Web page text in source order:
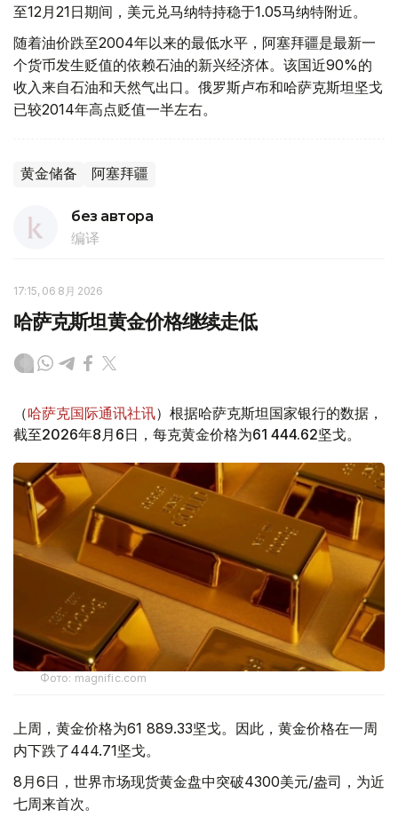
至12月21日期间，美元兑马纳特持稳于1.05马纳特附近。
随着油价跌至2004年以来的最低水平，阿塞拜疆是最新一
个货币发生贬值的依赖石油的新兴经济体。该国近90%的
收入来自石油和天然气出口。俄罗斯卢布和哈萨克斯坦坚戈
已较2014年高点贬值一半左右。
黄金储备 阿塞拜疆
без автора
编译
17:15, 06 8月 2026
哈萨克斯坦黄金价格继续走低
（哈萨克国际通讯社讯）根据哈萨克斯坦国家银行的数据，
截至2026年8月6日，每克黄金价格为61 444.62坚戈。
Фото: magnific.com
上周，黄金价格为61 889.33坚戈。因此，黄金价格在一周
内下跌了444.71坚戈。
8月6日，世界市场现货黄金盘中突破4300美元/盎司，为近
七周来首次。